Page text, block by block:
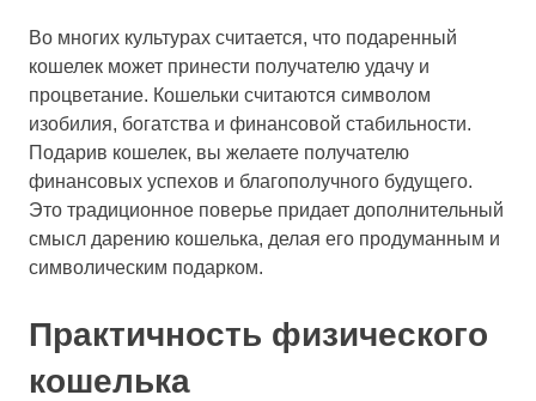
Во многих культурах считается, что подаренный
кошелек может принести получателю удачу и
процветание. Кошельки считаются символом
изобилия, богатства и финансовой стабильности.
Подарив кошелек, вы желаете получателю
финансовых успехов и благополучного будущего.
Это традиционное поверье придает дополнительный
смысл дарению кошелька, делая его продуманным и
символическим подарком.
Практичность физического
кошелька